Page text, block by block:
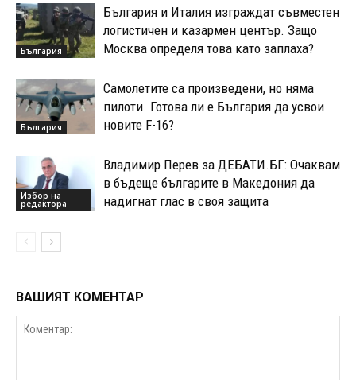
България
България и Италия изграждат съвместен
логистичен и казармен център. Защо
Москва определя това като заплаха?
България
Самолетите са произведени, но няма
пилоти. Готова ли е България да усвои
новите F-16?
Избор на
редактора
Владимир Перев за ДЕБАТИ.БГ: Очаквам
в бъдеще българите в Македония да
надигнат глас в своя защита
ВАШИЯТ КОМЕНТАР